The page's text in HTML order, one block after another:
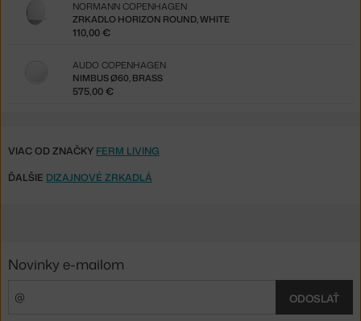
ZRKADLO HORIZON ROUND, WHITE
NORMANN COPENHAGEN
110,00 €
NIMBUS Ø60, BRASS
AUDO COPENHAGEN
575,00 €
VIAC OD ZNAČKY FERM LIVING
ĎALŠIE DIZAJNOVÉ ZRKADLÁ
Novinky e-mailom
ODOSLAŤ